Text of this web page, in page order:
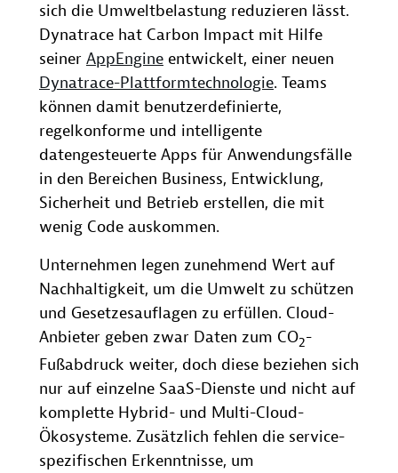
sich die Umweltbelastung reduzieren lässt.
Dynatrace hat Carbon Impact mit Hilfe
seiner AppEngine entwickelt, einer neuen
Dynatrace-Plattformtechnologie. Teams
können damit benutzerdefinierte,
regelkonforme und intelligente
datengesteuerte Apps für Anwendungsfälle
in den Bereichen Business, Entwicklung,
Sicherheit und Betrieb erstellen, die mit
wenig Code auskommen.
Unternehmen legen zunehmend Wert auf
Nachhaltigkeit, um die Umwelt zu schützen
und Gesetzesauflagen zu erfüllen. Cloud-
Anbieter geben zwar Daten zum CO2-
Fußabdruck weiter, doch diese beziehen sich
nur auf einzelne SaaS-Dienste und nicht auf
komplette Hybrid- und Multi-Cloud-
Ökosysteme. Zusätzlich fehlen die service-
spezifischen Erkenntnisse, um